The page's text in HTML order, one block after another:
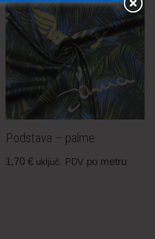
Podstava – palme
1,70€ uključ. PDV po metru